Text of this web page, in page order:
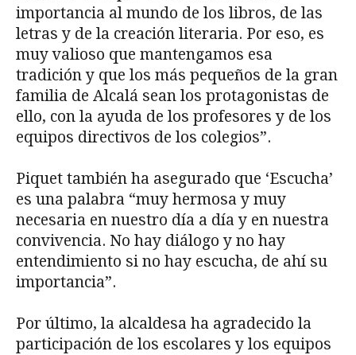
importancia al mundo de los libros, de las
letras y de la creación literaria. Por eso, es
muy valioso que mantengamos esa
tradición y que los más pequeños de la gran
familia de Alcalá sean los protagonistas de
ello, con la ayuda de los profesores y de los
equipos directivos de los colegios”.
Piquet también ha asegurado que ‘Escucha’
es una palabra “muy hermosa y muy
necesaria en nuestro día a día y en nuestra
convivencia. No hay diálogo y no hay
entendimiento si no hay escucha, de ahí su
importancia”.
Por último, la alcaldesa ha agradecido la
participación de los escolares y los equipos